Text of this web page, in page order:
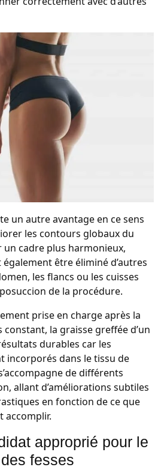
un autre avantage en ce sens
les contours globaux du
cadre plus harmonieux,
également être éliminé d’autres
les flancs ou les cuisses
de la procédure.
prise en charge après la
la graisse greffée d’un
durables car les
incorporés dans le tissu de
de différents
allant d’améliorations subtiles
en fonction de ce que
accomplir.
approprié pour le
fesses